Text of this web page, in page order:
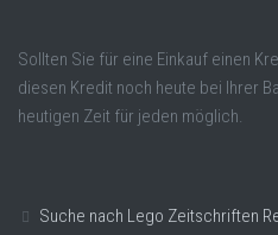
Sollten Sie für eine Einkauf einen
diesen Kredit noch heute bei Ihrer
heutigen Zeit für jeden möglich.
Suche nach Lego Zeitschriften